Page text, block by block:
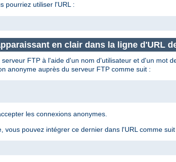
pourriez utiliser l'URL :
en clair dans la ligne d'URL
FTP à l'aide d'un nom d'utilisateur et d'un mot
anonyme auprès du serveur FTP comme suit :
les connexions anonymes.
pouvez intégrer ce dernier dans l'URL comme suit